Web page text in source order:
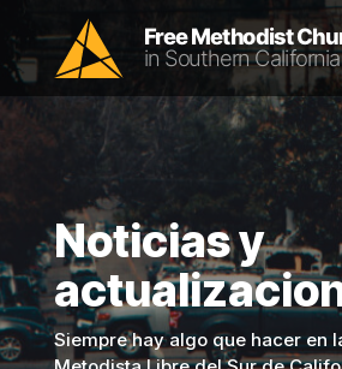
Noticias y
Siempre hay algo que hacer en